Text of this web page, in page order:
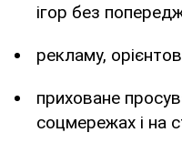
ігор без
рекламу,
приховане
соцмережах і на